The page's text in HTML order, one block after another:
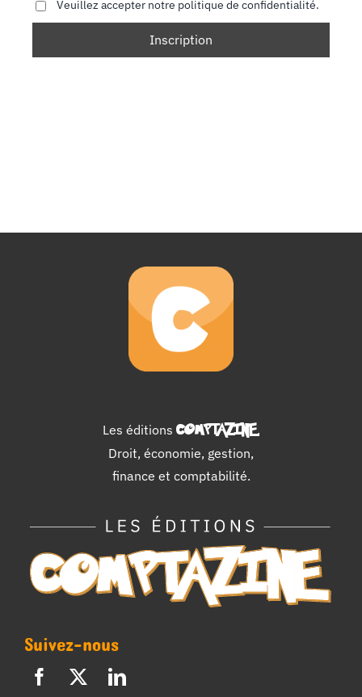
Veuillez accepter notre politique de confidentialité.
Les éditions COMPTAZINE.
Droit, économie, gestion,
finance et comptabilité.
Suivez-nous